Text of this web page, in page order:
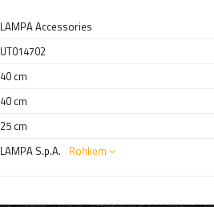
LAMPA Accessories
UT014702
40 cm
40 cm
25 cm
LAMPA S.p.A. Rohkem